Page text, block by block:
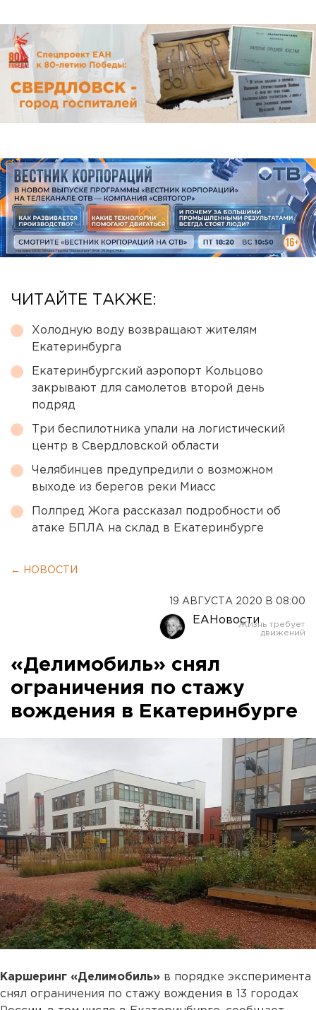
ЧИТАЙТЕ ТАКЖЕ:
Холодную воду возвращают жителям
Екатеринбурга
Екатеринбургский аэропорт Кольцово
закрывают для самолетов второй день
подряд
Три беспилотника упали на логистический
центр в Свердловской области
Челябинцев предупредили о возможном
выходе из берегов реки Миасс
Полпред Жога рассказал подробности об
атаке БПЛА на склад в Екатеринбурге
← НОВОСТИ
19 АВГУСТА 2020 В 08:00
ЕАНовости
«Делимобиль» снял
ограничения по стажу
вождения в Екатеринбурге
Каршеринг «Делимобиль» в порядке эксперимента
снял ограничения по стажу вождения в 13 городах